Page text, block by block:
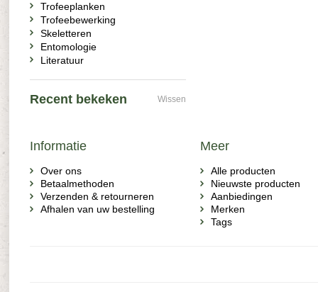
Trofeeplanken
Trofeebewerking
Skeletteren
Entomologie
Literatuur
Recent bekeken Wissen
Informatie
Over ons
Betaalmethoden
Verzenden & retourneren
Afhalen van uw bestelling
Meer
Alle producten
Nieuwste producten
Aanbiedingen
Merken
Tags